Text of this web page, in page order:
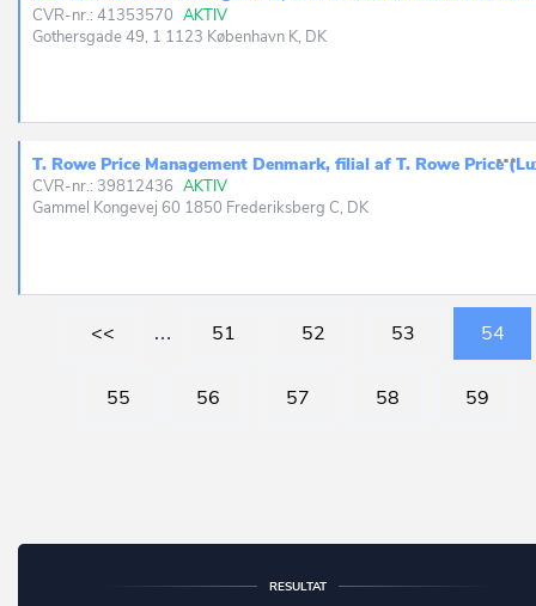
CVR-nr.: 41353570 AKTIV
Gothersgade 49, 1 1123 København K, DK
T. Rowe Price Management Denmark, filial af T. Rowe Price
CVR-nr.: 39812436 AKTIV
Gammel Kongevej 60 1850 Frederiksberg C, DK
<< … 51 52 53 54
55 56 57 58 59
RESULTAT